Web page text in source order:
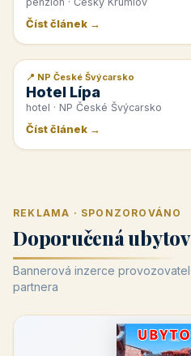
Číst článek →
📰 PR článek
📍 NP České Švýcarsko
Hotel Lípa
hotel · NP České Švýcarsko
Číst článek →
REKLAMA · SPONZOROVÁNO
Doporučená
Bannerová inzerce
partnera